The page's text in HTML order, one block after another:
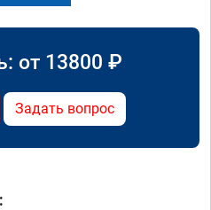
от 13800 ₽
Задать вопрос